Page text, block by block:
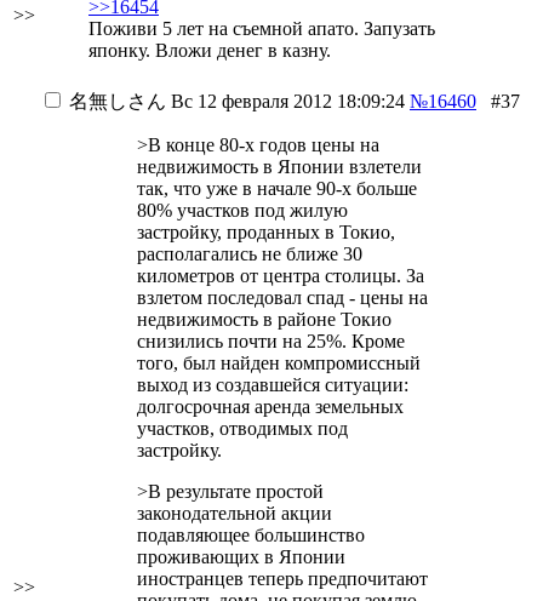
>>
>>16454
Поживи 5 лет на съемной апато. Запузать
японку. Вложи денег в казну.
>>
名無しさん Вс 12 февраля 2012 18:09:24 №16460 #37
>В конце 80-х годов цены на
недвижимость в Японии взлетели
так, что уже в начале 90-х больше
80% участков под жилую
застройку, проданных в Токио,
располагались не ближе 30
километров от центра столицы. За
взлетом последовал спад - цены на
недвижимость в районе Токио
снизились почти на 25%. Кроме
того, был найден компромиссный
выход из создавшейся ситуации:
долгосрочная аренда земельных
участков, отводимых под
застройку.
>В результате простой
законодательной акции
подавляющее большинство
проживающих в Японии
иностранцев теперь предпочитают